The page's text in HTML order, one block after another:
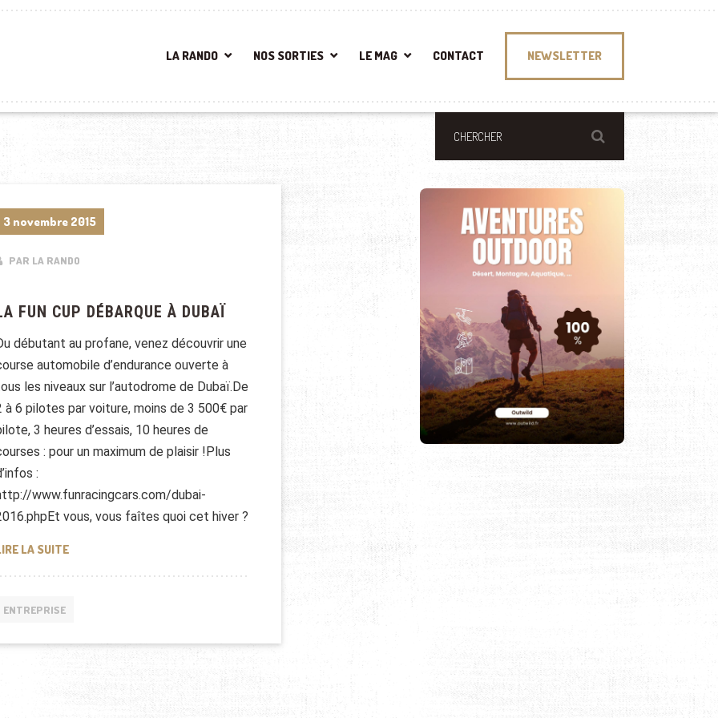
LA RANDO NOS SORTIES LE MAG CONTACT NEWSLETTER
3 novembre 2015
PAR LA RANDO
FUN CUP DÉBARQUE À DUBAÏ
débutant au profane, venez découvrir une
automobile d’endurance ouverte à
les niveaux sur l’autodrome de Dubaï.De
à 6 pilotes par voiture, moins de 3 500€ par
3 heures d’essais, 10 heures de
: pour un maximum de plaisir !Plus
:
www.funracingcars.com/dubai-
vous, vous faîtes quoi cet hiver ?
LA SUITELA FUN CUP DÉBARQUE À DUBAÏ
ENTREPRISE